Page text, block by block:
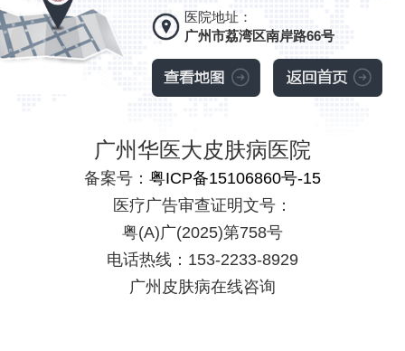
医院地址：
广州市荔湾区南岸路66号
广州华医大皮肤病医院
备案号： 粤ICP备15106860号-15
医疗广告审查证明文号：
粤(A)广(2025)第758号
电话热线：153-2233-8929
广州皮肤病在线咨询